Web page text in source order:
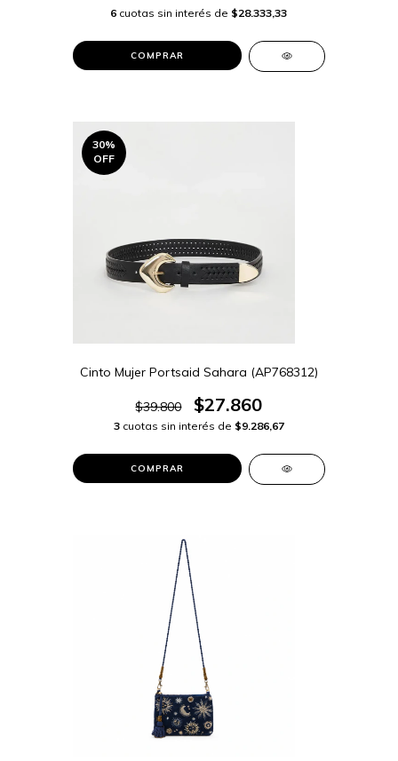
6 cuotas sin interés de $28.333,33
COMPRAR
30%
OFF
Cinto Mujer Portsaid Sahara (AP768312)
$39.800 $27.860
3 cuotas sin interés de $9.286,67
COMPRAR